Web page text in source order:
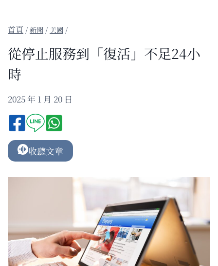
/新聞 / 美國 /
從停止服務到「復活」不足24小
時
2025 年 1 月 20 日
收聽文章